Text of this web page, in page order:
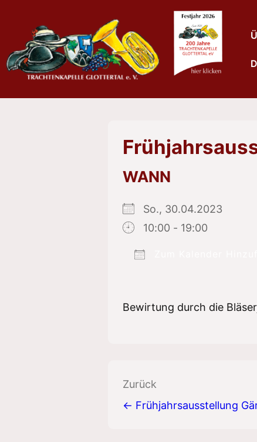
Inhalt
WANN
So., 30.04.2023
10:00 - 19:00
Bewirtung durch die
Beitragsnavigation
Zurück
← Frühjahrsausstellung